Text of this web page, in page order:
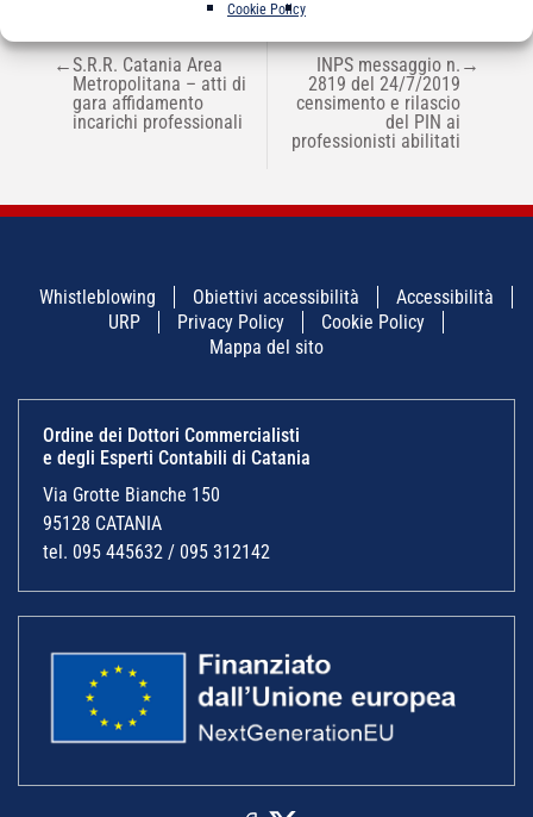
Cookie Policy
NAVIGAZIONE
ARTICOLI
←S.R.R. Catania Area
Metropolitana – atti di
gara affidamento
incarichi professionali
INPS messaggio n.
2819 del 24/7/2019
censimento e rilascio
del PIN ai
professionisti abilitati
→
Whistleblowing Obiettivi accessibilità
Accessibilità
URP
Privacy Policy
Cookie Policy
Mappa del sito
Ordine dei Dottori Commercialisti
e degli Esperti Contabili di Catania
Via Grotte Bianche 150
95128 CATANIA
tel. 095 445632 / 095 312142